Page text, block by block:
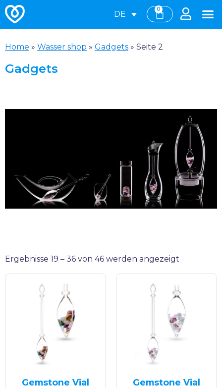
DE
0
Home » Wasser shop » Gadgets » Seite 2
Gadgets
Ergebnisse 19 – 36 von 46 werden angezeigt
Gemstone Vial
Gemstone Vial